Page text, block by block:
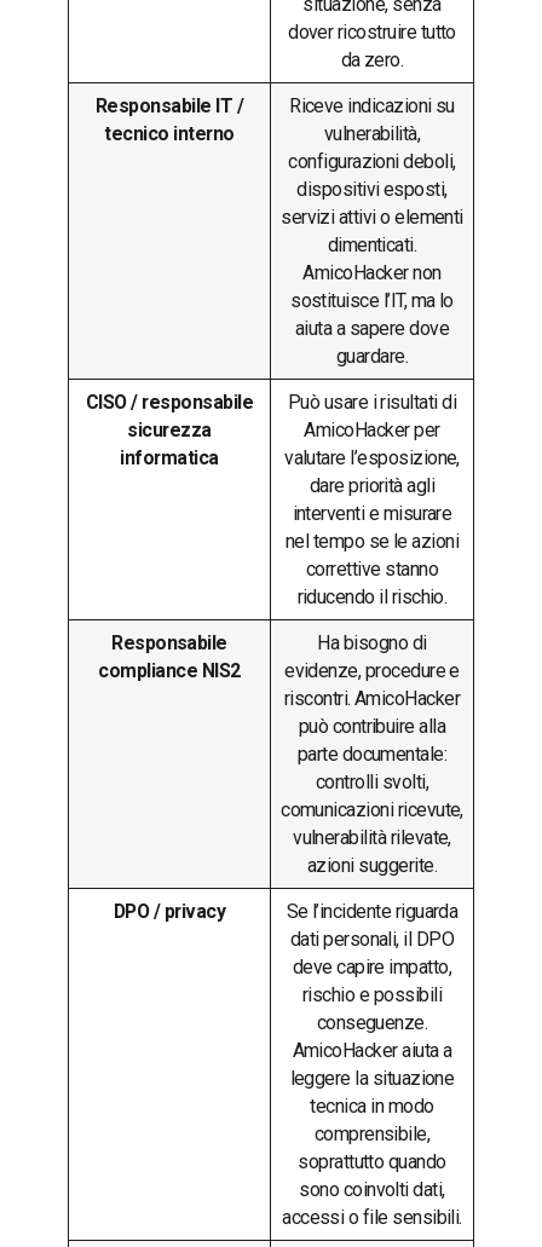
dover ricostruire tutto
da zero.
Responsabile IT /
tecnico interno
Riceve indicazioni su
vulnerabilità,
configurazioni deboli,
dispositivi esposti,
servizi attivi o elementi
dimenticati.
AmicoHacker non
sostituisce l’IT, ma lo
aiuta a sapere dove
guardare.
CISO / responsabile
sicurezza
informatica
Può usare i risultati di
AmicoHacker per
valutare l’esposizione,
dare priorità agli
interventi e misurare
nel tempo se le azioni
correttive stanno
riducendo il rischio.
Responsabile
compliance NIS2
Ha bisogno di
evidenze, procedure e
riscontri. AmicoHacker
può contribuire alla
parte documentale:
controlli svolti,
comunicazioni ricevute,
vulnerabilità rilevate,
azioni suggerite.
DPO / privacy
Se l’incidente riguarda
dati personali, il DPO
deve capire impatto,
rischio e possibili
conseguenze.
AmicoHacker aiuta a
leggere la situazione
tecnica in modo
comprensibile,
soprattutto quando
sono coinvolti dati,
accessi o file sensibili.